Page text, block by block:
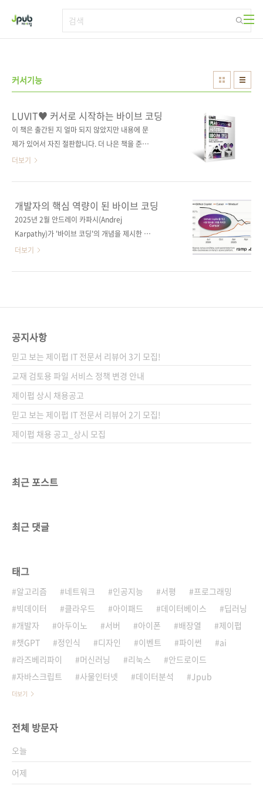
커서기능
LUVIT♥ 커서로 시작하는 바이브 코딩
이 책은 출간된 지 얼마 되지 않았지만 내용에 문
제가 있어서 자진 절판합니다. 더 나은 책을 준비
하여 다시 찾아뵙겠습니다. 코드 작성부터 리팩
인공지능을 활용하여 효율적으로 프로그래밍 작
업을 할 수 있도록 도와주는 차세대 코드 에디터
다. 이 책은 Cursor의 등장 배경부터 기본 사용
능과 맞춤 설정 방법, 활용 팁까지 알차게 다룬
다. 실전 프로젝트로는 Cursor 에이전트를 활용
더보기
개발자의 핵심 역량이 된 바이브 코딩
2025년 2월 안드레이 카파시(Andrej
Karpathy)가 '바이브 코딩'의 개념을 제시한 뒤,
커서(Cursor)는 깃허브 코파일럿(GitHub
트를 직접 작성하고, 수십 개의 테스트 케이스를
어 “이 API 함수에 타임아웃 처리 추가해줘”라
고만 입력해도 AI가 알아서 관련 코드를 뚝딱 만
들어줍니다. 보일러플레이트 코드 작성량도 엄
청나게 줄어듭니다. 덕분에 단순 반복 작업에 소
요하던 시간이 절약되어, 설계나 로직 검증..
더보기
공지사항
믿고 보는 제이펍 IT 전문서 리뷰어 3기 모집!
교재 검토용 파일 서비스 정책 변경 안내
제이펍 상시 채용공고
믿고 보는 제이펍 IT 전문서 리뷰어 2기 모집!
제이펍 채용 공고_상시 모집
최근 포스트
최근 댓글
태그
알고리즘 네트워크 인공지능 서평
프로그래밍
빅데이터
클라우드 아이패드 데이터베이스
딥러닝
개발자
아두이노 서버 아이폰 배장열
제이펍
챗GPT
정인식 디자인 이벤트 파이썬
ai
라즈베리파이
머신러닝 리눅스
안드로이드
자바스크립트
사물인터넷 데이터분석 Jpub
더보기
전체 방문자
오늘
어제